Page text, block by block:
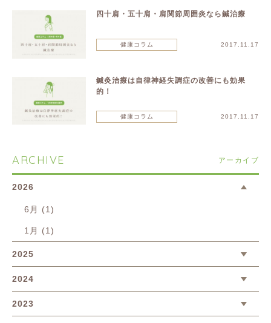
四十肩・五十肩・肩関節周囲炎なら鍼治療
健康コラム 2017.11.17
鍼灸治療は自律神経失調症の改善にも効果
的！
健康コラム 2017.11.17
ARCHIVE アーカイブ
2026
6月 (1)
1月 (1)
2025
2024
2023